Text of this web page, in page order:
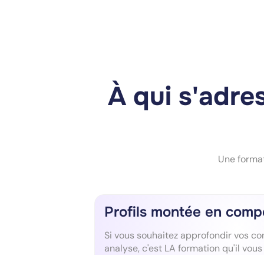
À qui
Une
Profils montée en
Si vous souhaitez approfondir vos
analyse, c'est LA formation qu'il